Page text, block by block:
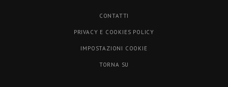
CONTATTI
PRIVACY E COOKIES POLICY
IMPOSTAZIONI COOKIE
TORNA SU